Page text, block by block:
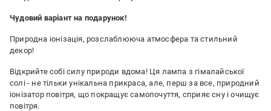
Чудовий варіант на подарунок!
Природна іонізація, розслаблююча атмосфера та стильний
декор!
Відкрийте собі силу природи вдома! Ця лампа з гімалайської
солі - не тільки унікальна прикраса, але, перш за все, природний
іонізатор повітря, що покращує самопочуття, сприяє сну і очищує
повітря.